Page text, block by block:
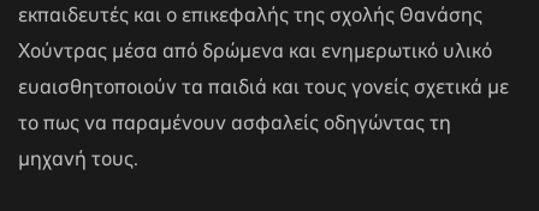
εκπαιδευτές και ο επικεφαλής της σχολής Θανάσης
Χούντρας μέσα από δρώμενα και ενημερωτικό υλικό
ευαισθητοποιούν τα παιδιά και τους γονείς σχετικά με
το πως να παραμένουν ασφαλείς οδηγώντας τη
μηχανή τους.